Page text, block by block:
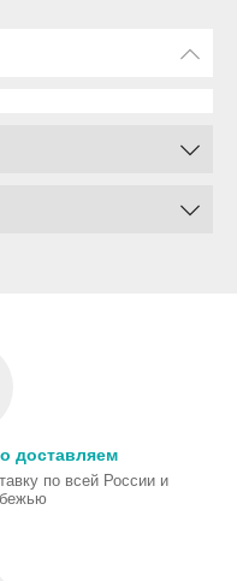
доставляем
по всей России и